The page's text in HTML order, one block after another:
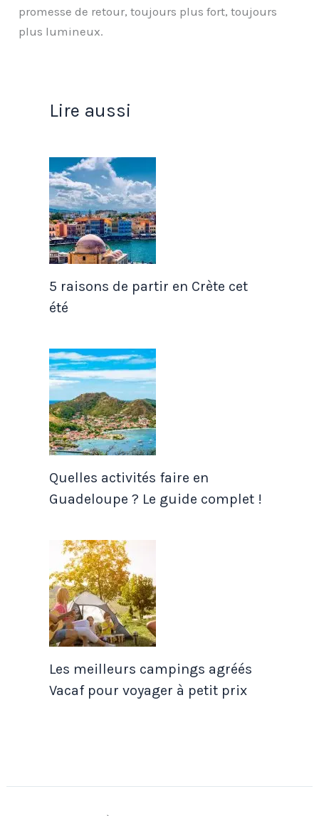
promesse de retour, toujours plus fort, toujours
plus lumineux.
Lire aussi
5 raisons de partir en Crète cet
été
Quelles activités faire en
Guadeloupe ? Le guide complet !
Les meilleurs campings agréés
Vacaf pour voyager à petit prix